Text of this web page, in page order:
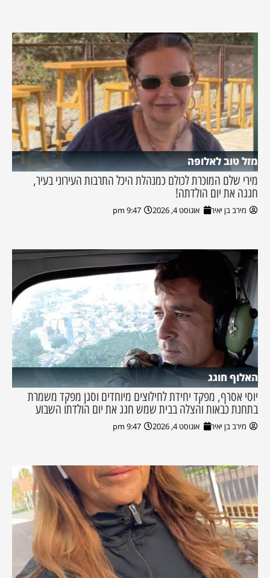
מזל טוב לאלופה
מירי שלם המוכרת לכולם כמנהלת היכל התרבות העירוני בעיר,
חגגה את יום הולדתה!
מירב בן יאיר אוגוסט 4, 2026 9:47 pm
האלוף חוגג
יוסי אסרף, מפקד יחידת לחילוצים מיוחדים וסגן מפקד משמרת
בתחנת כבאות והצלה בבית שמש חגג את יום הולדתו השבוע
מירב בן יאיר אוגוסט 4, 2026 9:47 pm